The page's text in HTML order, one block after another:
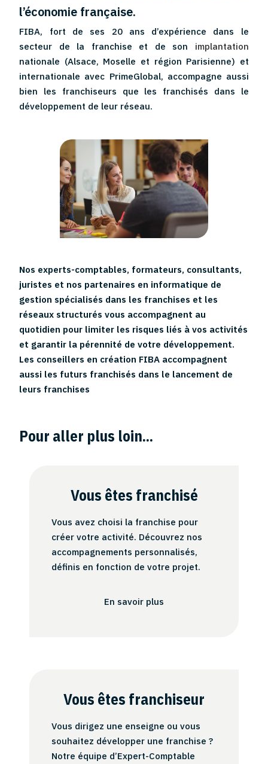
l’économie française.
FIBA, fort de ses 20 ans d’expérience dans le
secteur de la franchise et de son implantation
nationale (Alsace, Moselle et région Parisienne) et
internationale avec PrimeGlobal, accompagne aussi
bien les franchiseurs que les franchisés dans le
développement de leur réseau.
Nos experts-comptables, formateurs, consultants,
juristes et nos partenaires en informatique de
gestion spécialisés dans les franchises et les
réseaux structurés vous accompagnent au
quotidien pour limiter les risques liés à vos activités
et garantir la pérennité de votre développement.
Les conseillers en création FIBA accompagnent
aussi les futurs franchisés dans le lancement de
leurs franchises
Pour aller plus loin...
Vous êtes franchisé
Vous avez choisi la franchise pour
créer votre activité. Découvrez nos
accompagnements personnalisés,
définis en fonction de votre projet.
En savoir plus
Vous êtes franchiseur
Vous dirigez une enseigne ou vous
souhaitez développer une franchise ?
Notre équipe d’Expert-Comptable